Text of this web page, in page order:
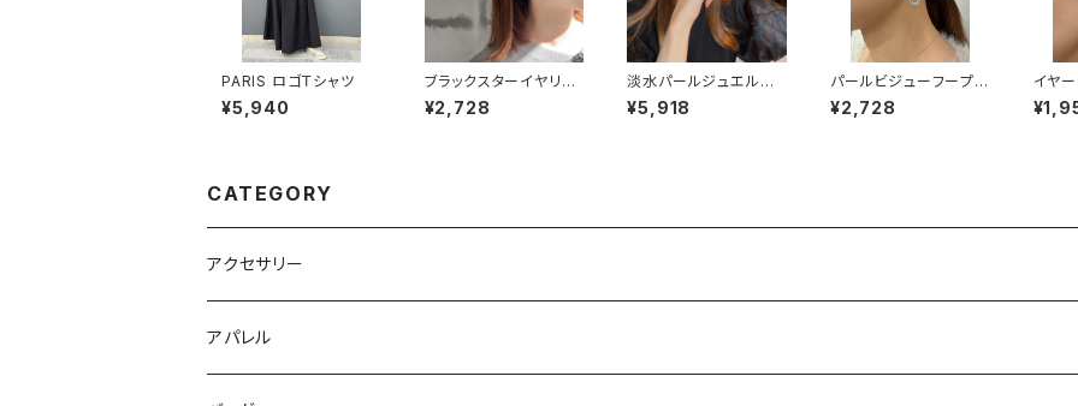
PARIS ロゴＴシャツ
¥5,940
ブラックスターイヤリン
グ
¥2,728
淡水パールジュエルイ
ヤリング
¥5,918
パールビジューフープイ
ヤリング
¥2,728
イヤ
CATEGORY
アクセサリー
ピアス
アパレル